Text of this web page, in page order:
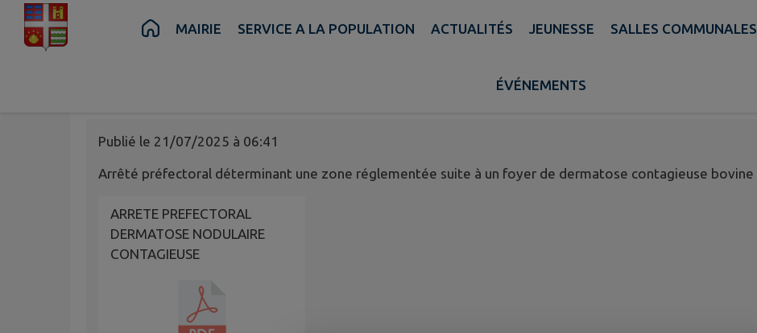
Contenu Recherche Pied de page
MAIRIE SERVICE A LA POPULATION ACTUALITÉS JEUNESSE SALLES COMMUNALES
ÉVÉNEMENTS
Publié le 21/07/2025 à 06:41
Arrêté préfectoral déterminant une zone réglementée suite à un foyer de dermatose contagieuse bovine
ARRETE PREFECTORAL
DERMATOSE NODULAIRE
CONTAGIEUSE